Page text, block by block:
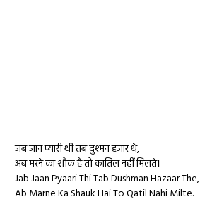
जब जान प्यारी थी तब दुश्मन हजार थे,
अब मरने का शौक है तो कातिल नहीं मिलते।
Jab Jaan Pyaari Thi Tab Dushman Hazaar The,
Ab Marne Ka Shauk Hai To Qatil Nahi Milte.